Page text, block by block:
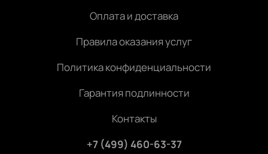
Оплата и доставка
Правила оказания услуг
Политика конфиденциальности
Гарантия подлинности
Контакты
+7 (499) 460-63-37